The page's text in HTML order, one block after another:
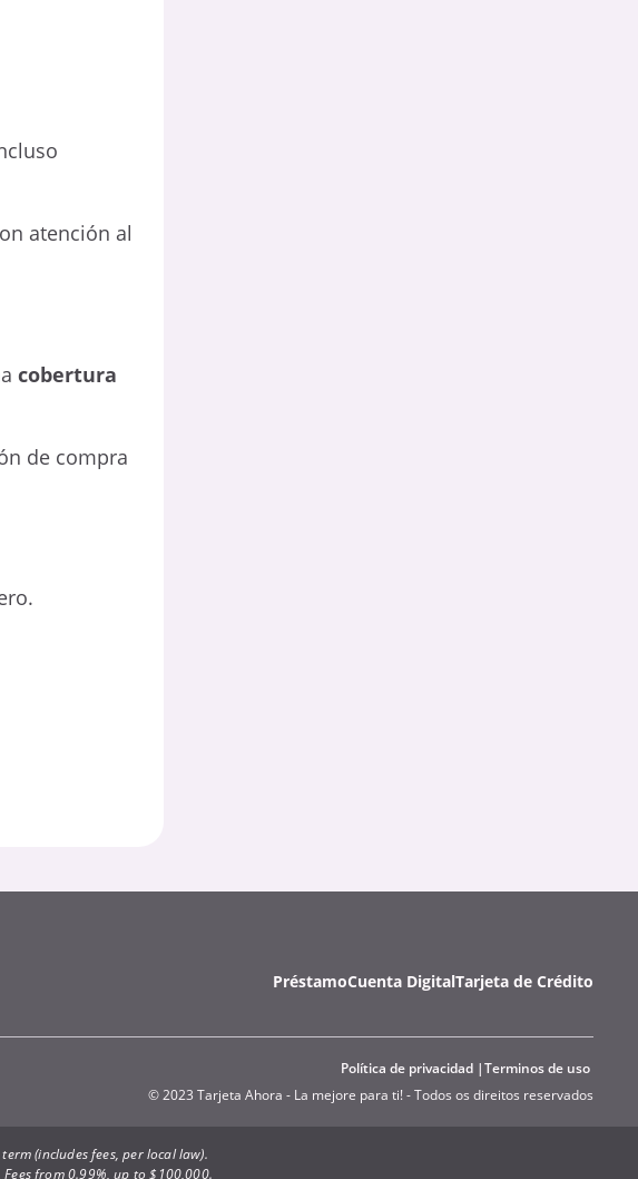
atención al
cobertura
de compra
PréstamoCuenta DigitalTarjeta de Crédito
Política de privacidad Terminos de uso
© 2023 Tarjeta Ahora - La mejore para ti! - Todos os direitos reservados
(includes fees, per local law).
from 0.99%, up to $100,000.